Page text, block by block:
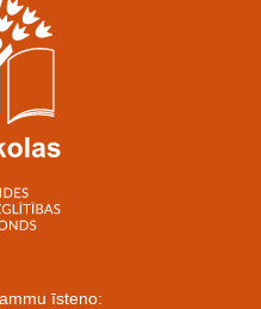
īsteno: